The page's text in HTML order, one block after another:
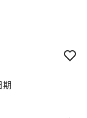
期